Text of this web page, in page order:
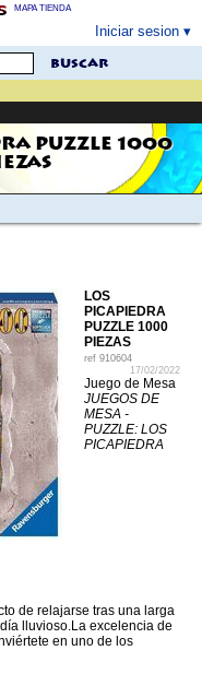
MAPA TIENDA
Iniciar sesion
buscar
PUZZLE 1000
LOS
PICAPIEDRA
PUZZLE 1000
PIEZAS
ref 910604
17/02/2022
Juego de Mesa
JUEGOS DE
MESA -
PUZZLE: LOS
PICAPIEDRA
de relajarse tras una larga
lluvioso.La excelencia de
en uno de los